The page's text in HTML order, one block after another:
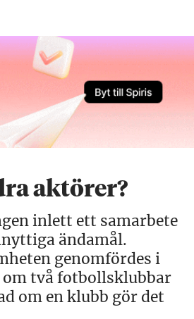
aktörer?
inlett ett samarbete
ändamål.
genomfördes i
om två fotbollsklubbar
om en klubb gör det